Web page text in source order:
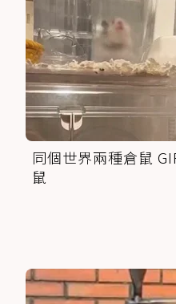
同個世界兩種倉鼠
鼠